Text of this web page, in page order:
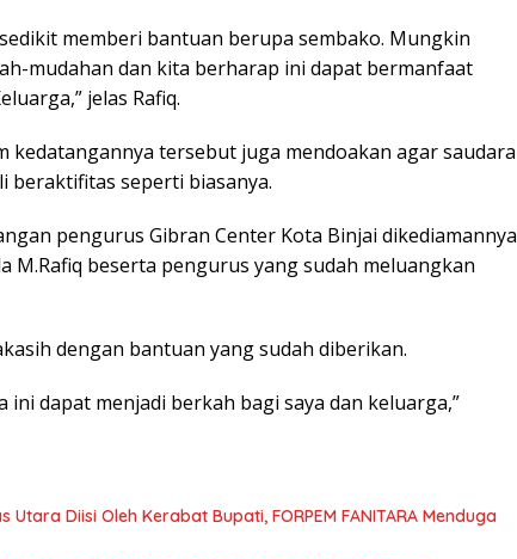
memberi bantuan berupa sembako. Mungkin
mudahan dan kita berharap ini dapat bermanfaat
jelas Rafiq.
kedatangannya tersebut juga mendoakan agar saudara
beraktifitas seperti biasanya.
pengurus Gibran Center Kota Binjai dikediamannya
M.Rafiq beserta pengurus yang sudah meluangkan
dengan bantuan yang sudah diberikan.
ini dapat menjadi berkah bagi saya dan keluarga,”
Diisi Oleh Kerabat Bupati, FORPEM FANITARA Menduga